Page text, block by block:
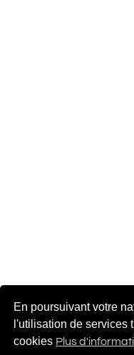
©
En poursuivant votre
l'utilisation de services
cookies Plus